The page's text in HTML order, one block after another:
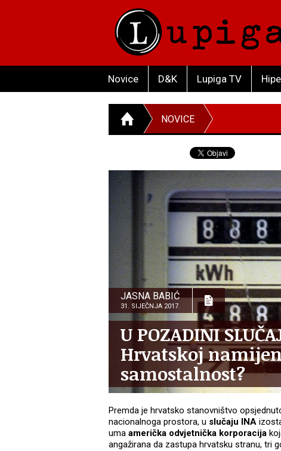
Novice D&K Lupiga TV
NOVICE
JASNA BABIĆ
31. SIJEČNJA 2017.
U POZADINI
Hrvatskoj
samostalnost?
Premda je hrvatsko stanovništvo
nacionalnoga prostora, u slučaju INA
uma američka odvjetnička korporacija
angažirana da zastupa hrvatsku stranu, tri